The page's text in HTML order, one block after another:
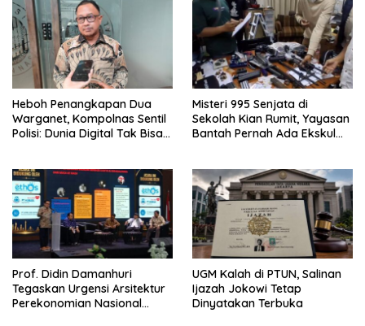
Heboh Penangkapan Dua
Warganet, Kompolnas Sentil
Polisi: Dunia Digital Tak Bisa
Misteri 995 Senjata di
Sekolah Kian Rumit, Yayasan
Bantah Pernah Ada Ekskul
Prof. Didin Damanhuri
Tegaskan Urgensi Arsitektur
Perekonomian Nasional
UGM Kalah di PTUN, Salinan
Ijazah Jokowi Tetap
Dinyatakan Terbuka